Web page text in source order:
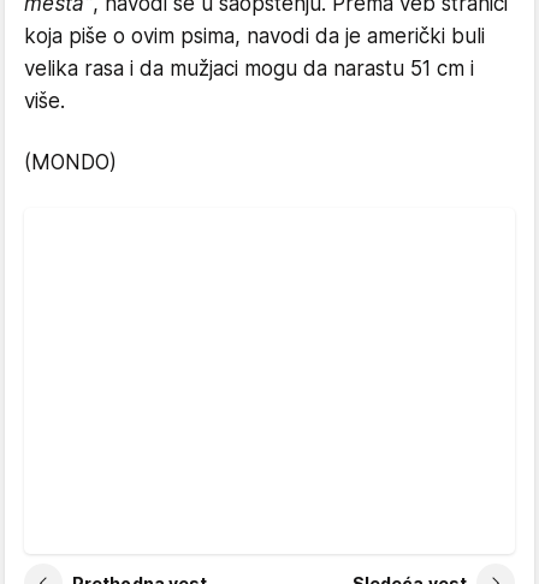
koja piše o ovim psima, navodi da je američki buli
velika rasa i da mužjaci mogu da narastu 51 cm i
više.
(MONDO)